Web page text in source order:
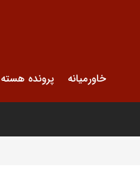
خاورمیانه پرونده